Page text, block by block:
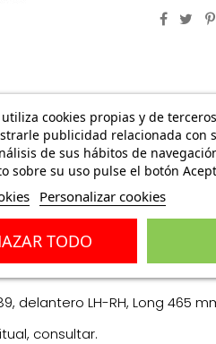
delantero LH-RH, Long 465
consultar.
cookies propias y de
publicidad relacionada con
de sus hábitos de
sobre su uso pulse el botón
Personalizar cookies
TODO